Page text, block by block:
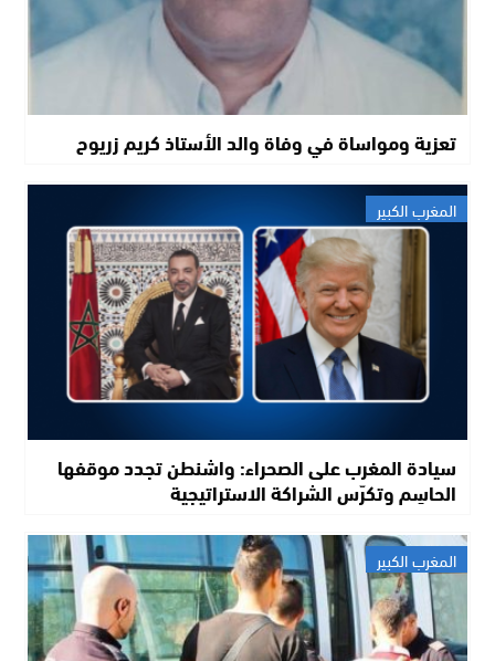
تعزية ومواساة في وفاة والد الأستاذ كريم زريوح
المغرب الكبير
سيادة المغرب على الصحراء: واشنطن تجدد موقفها
الحاسِم وتكرّس الشراكة الاستراتيجية
المغرب الكبير